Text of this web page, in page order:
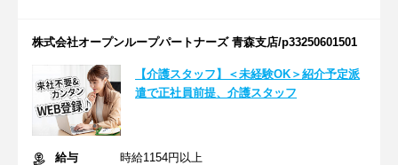
株式会社オープンループパートナーズ 青森支店/p33250601501
【介護スタッフ】＜未経験OK＞紹介予定派
遣で正社員前提、介護スタッフ
給与
時給1154円以上